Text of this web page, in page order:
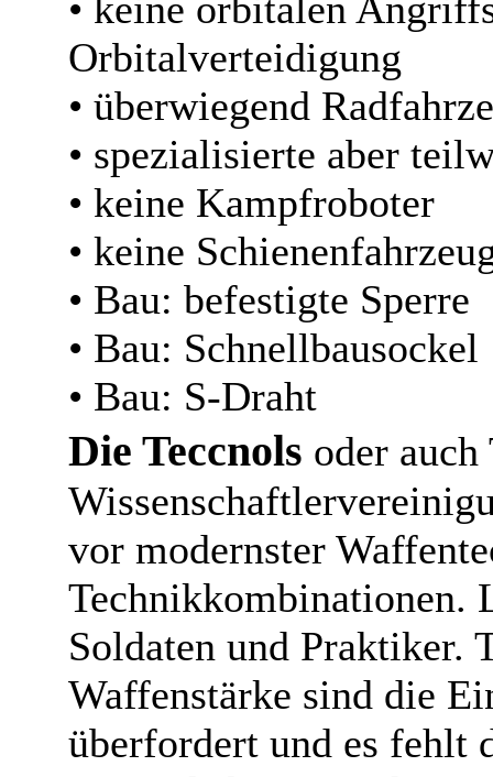
Orbitalverteidigung
• überwiegend
• spezialisierte aber
• keine Kampfroboter
• keine
• Bau: befestigte Sperre
• Bau: Schnellbausockel
• Bau: S-Draht
Die Teccnols oder
vor modernster
Technikkombinationen.
Soldaten und Praktiker.
Waffenstärke sind die
überfordert und es